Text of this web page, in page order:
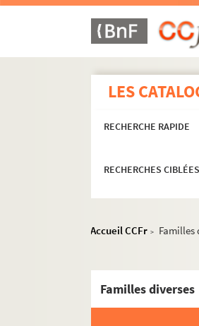
LES
RECHERCHE RAPIDE
RECHERCHES CIBLÉES
Accueil CCFr > Familles
Familles diverses